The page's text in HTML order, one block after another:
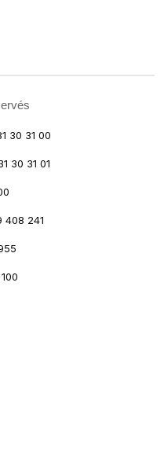
30 31 00
30 31 01
408 241